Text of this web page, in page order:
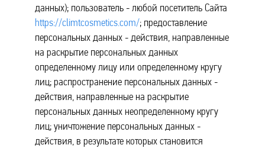
данных); пользователь - любой посетитель Сайта
https://climtcosmetics.com/; предоставление
персональных данных - действия, направленные
на раскрытие персональных данных
определенному лицу или определенному кругу
лиц; распространение персональных данных -
действия, направленные на раскрытие
персональных данных неопределенному кругу
лиц; уничтожение персональных данных -
действия, в результате которых становится